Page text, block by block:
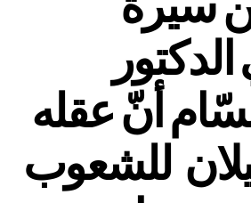
أنّ عقله
للشعوب